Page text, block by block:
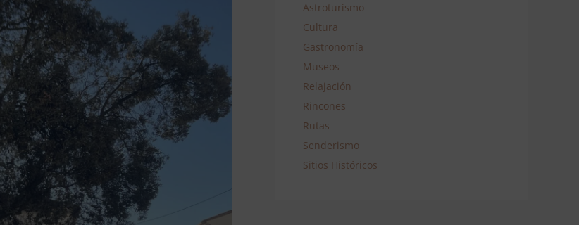
Astroturismo
Cultura
Gastronomía
Museos
Relajación
Rincones
Rutas
Senderismo
Sitios Históricos